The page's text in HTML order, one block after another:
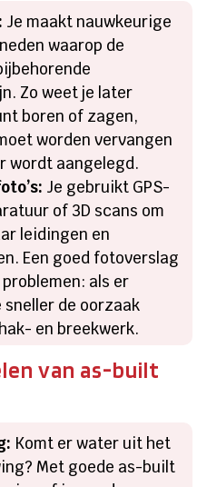
Je maakt nauwkeurige
waarop de
Zo weet je later
boren of zagen,
worden vervangen
wordt aangelegd.
Je gebruikt GPS-
of 3D scans om
leidingen en
Een goed fotoverslag
als er
de oorzaak
en breekwerk.
van as-built
Komt er water uit het
Met goede as-built